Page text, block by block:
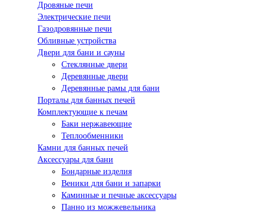
Дровяные печи
Электрические печи
Газодровянные печи
Обливные устройства
Двери для бани и сауны
Стеклянные двери
Деревянные двери
Деревянные рамы для бани
Порталы для банных печей
Комплектующие к печам
Баки нержавеющие
Теплообменники
Камни для банных печей
Аксессуары для бани
Бондарные изделия
Веники для бани и запарки
Каминные и печные аксессуары
Панно из можжевельника